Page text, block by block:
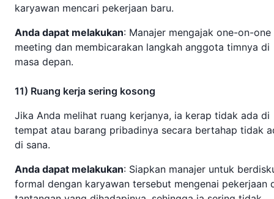
karyawan mencari pekerjaan baru.
Anda dapat melakukan: Manajer mengajak one-on-one
meeting dan membicarakan langkah anggota timnya di
masa depan.
11) Ruang kerja sering kosong
Jika Anda melihat ruang kerjanya, ia kerap tidak ada di
tempat atau barang pribadinya secara bertahap tidak
di sana.
Anda dapat melakukan: Siapkan manajer untuk
formal dengan karyawan tersebut mengenai pekerjaan